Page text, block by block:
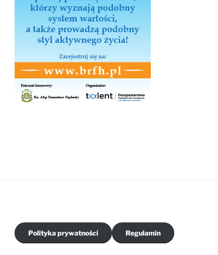
Polityka prywatności Regulamin